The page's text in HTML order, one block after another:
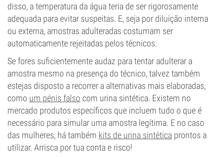
disso, a temperatura da água teria de ser rigorosamente
adequada para evitar suspeitas. E, seja por diluição interna
ou externa, amostras adulteradas costumam ser
automaticamente rejeitadas pelos técnicos.
Se fores suficientemente audaz para tentar adulterar a
amostra mesmo na presença do técnico, talvez também
estejas disposto a recorrer a alternativas mais elaboradas,
como um pénis falso com urina sintética. Existem no
mercado produtos específicos que incluem tudo o que é
necessário para simular uma amostra legítima. E no caso
das mulheres, há também kits de urina sintética prontos a
utilizar. Arrisca por tua conta e risco!